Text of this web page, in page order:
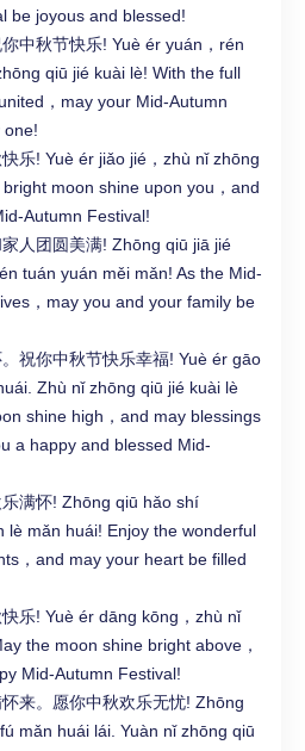
be joyous and blessed!
中秋节快乐! Yuè ér yuán，rén
qiū jié kuài lè! With the full
，may your Mid-Autumn
one!
乐! Yuè ér jiǎo jié，zhù nǐ zhōng
moon shine upon you，and
Autumn Festival!
人团圆美满! Zhōng qiū jiā jié
tuán yuán měi mǎn! As the Mid-
，may you and your family be
祝你中秋节快乐幸福! Yuè ér gāo
Zhù nǐ zhōng qiū jié kuài lè
shine high，and may blessings
a happy and blessed Mid-
满怀! Zhōng qiū hǎo shí
lè mǎn huái! Enjoy the wonderful
，and may your heart be filled
乐! Yuè ér dāng kōng，zhù nǐ
the moon shine bright above，
Mid-Autumn Festival!
来。愿你中秋欢乐无忧! Zhōng
mǎn huái lái. Yuàn nǐ zhōng qiū